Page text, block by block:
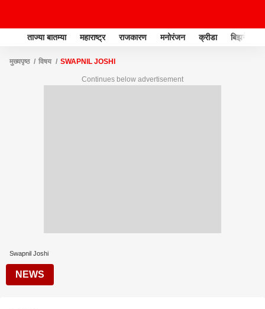
ताज्या बातम्या महाराष्ट्र राजकारण मनोरंजन क्रीडा बिझनेस
मुख्यपृष्ठ विषय SWAPNIL JOSHI
Continues below advertisement
Swapnil Joshi
NEWS